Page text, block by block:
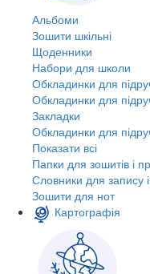
Альбоми
Зошити шкільні
Щоденники
Набори для школи
Обкладинки для
Обкладинки для
Закладки
Обкладинки для
Показати всі
Папки для зошитів і
Словники для запису
Зошити для нот
Картографія